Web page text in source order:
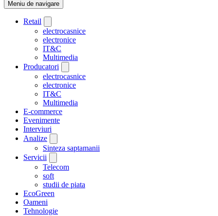
Meniu de navigare
Retail
electrocasnice
electronice
IT&C
Multimedia
Producatori
electrocasnice
electronice
IT&C
Multimedia
E-commerce
Evenimente
Interviuri
Analize
Sinteza saptamanii
Servicii
Telecom
soft
studii de piata
EcoGreen
Oameni
Tehnologie